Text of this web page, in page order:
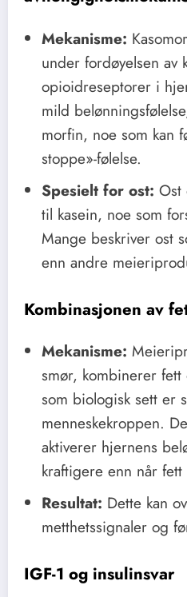
Mekanisme:
under fordøyelsen av
opioidreseptorer i
mild
morfin, noe som kan
stoppe»-følelse.
Spesielt for ost: Ost
til kasein, noe som
Mange beskriver ost
enn andre
Kombinasjonen av
Mekanisme:
smør, kombinerer
som biologisk sett er
menneskekroppen.
aktiverer hjernens
kraftigere enn når
Resultat: Dette kan
metthetssignaler og
IGF-1 og insulinsvar